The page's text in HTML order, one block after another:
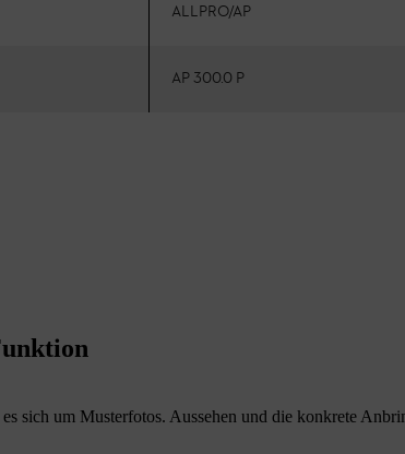
ALLPRO/AP
AP 300.0 P
sich um Musterfotos. Aussehen und die konkrete